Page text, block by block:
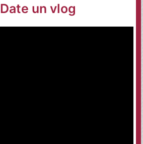
Date un vlog